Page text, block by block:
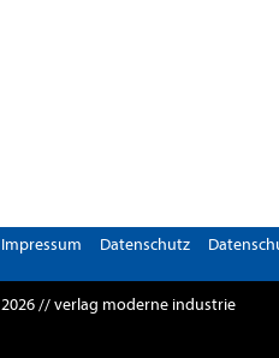
Impressum Datenschutz
2026 // verlag moderne industrie